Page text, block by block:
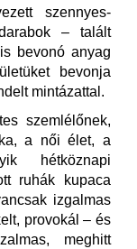
szennyes-
– talált
bevonó anyag
bevonja
mintázattal.
szemlélőnek,
a női élet, a
hétköznapi
ruhák kupaca
izgalmas
provokál – és
meghitt